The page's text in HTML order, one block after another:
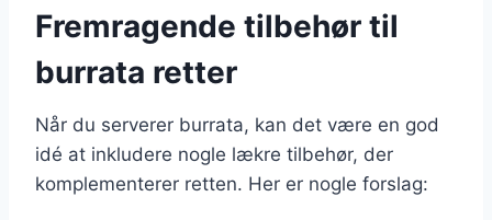
Fremragende tilbehør til
burrata retter
Når du serverer burrata, kan det være en god
idé at inkludere nogle lækre tilbehør, der
komplementerer retten. Her er nogle forslag: